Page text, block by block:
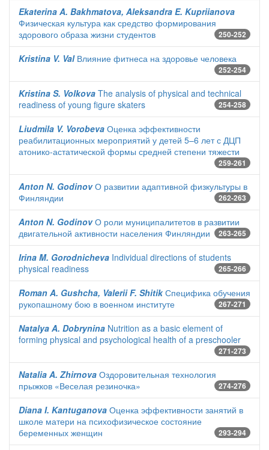
Ekaterina A. Bakhmatova, Aleksandra E. Kupriianova
Физическая культура как средство формирования
здорового образа жизни студентов
250-252
Kristina V. ValВлияние фитнеса на здоровье человека
252-254
Kristina S. Volkova The analysis of physical and technical
readiness of young figure skaters
254-258
Liudmila V. Vorobeva Оценка эффективности
реабилитационных мероприятий у детей 5–6 лет с ДЦП
атонико-астатической формы средней степени тяжести
259-261
Anton N. GodinovО развитии адаптивной физкультуры в
Финляндии
262-263
Anton N. GodinovО роли муниципалитетов в развитии
двигательной активности населения Финляндии
263-265
Irina M. Gorodnicheva Individual directions of students
physical readiness
265-266
Roman A. Gushcha, Valerii F. ShitikСпецифика обучения
рукопашному бою в военном институте
267-271
Natalya A. Dobrynina Nutrition as a basic element of
forming physical and psychological health of a preschooler
271-273
Natalia A. Zhirnova Оздоровительная технология
прыжков «Веселая резиночка»
274-276
Diana I. Kantuganova Оценка эффективности занятий в
школе матери на психофизическое состояние
беременных женщин
293-294